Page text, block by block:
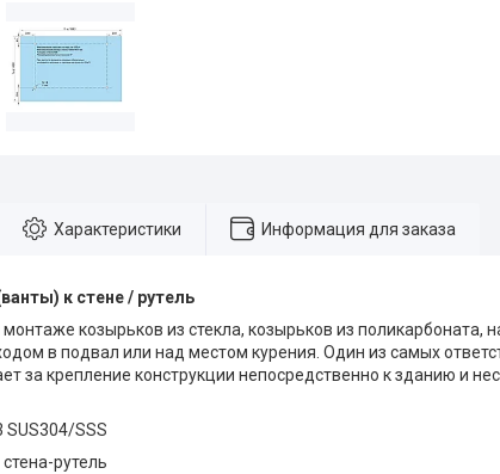
Характеристики Информация для заказа
к стене / рутель
козырьков из стекла, козырьков из поликарбоната,
в подвал или над местом курения. Один из самых
за крепление конструкции непосредственно к зданию и
SUS304/SSS
стена-рутель